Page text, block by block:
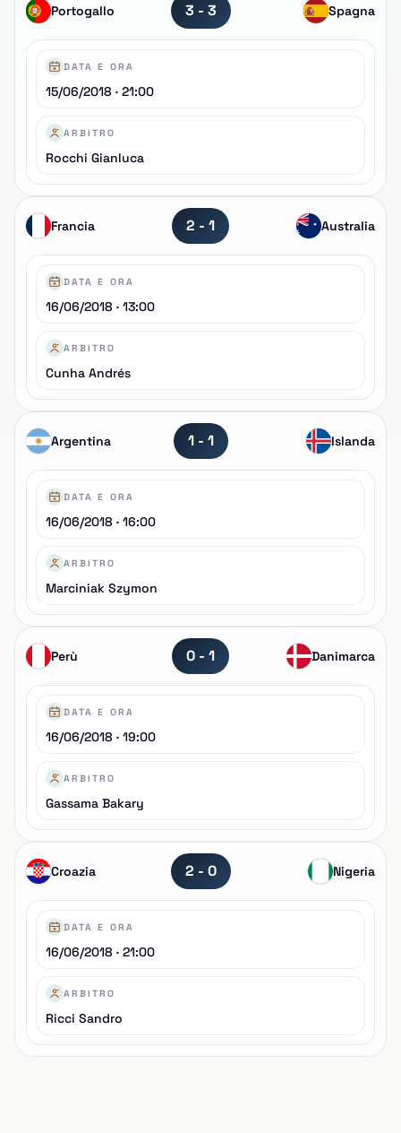
Portogallo 3 - 3 Spagna
DATA E ORA
15/06/2018 · 21:00
ARBITRO
Rocchi Gianluca
Francia 2 - 1 Australia
DATA E ORA
16/06/2018 · 13:00
ARBITRO
Cunha Andrés
Argentina 1 - 1 Islanda
DATA E ORA
16/06/2018 · 16:00
ARBITRO
Marciniak Szymon
Perù 0 - 1 Danimarca
DATA E ORA
16/06/2018 · 19:00
ARBITRO
Gassama Bakary
Croazia 2 - 0 Nigeria
DATA E ORA
16/06/2018 · 21:00
ARBITRO
Ricci Sandro